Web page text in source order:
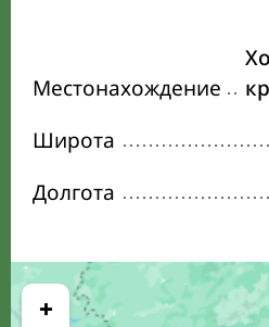
Местонахождение
Широта
Долгота
+